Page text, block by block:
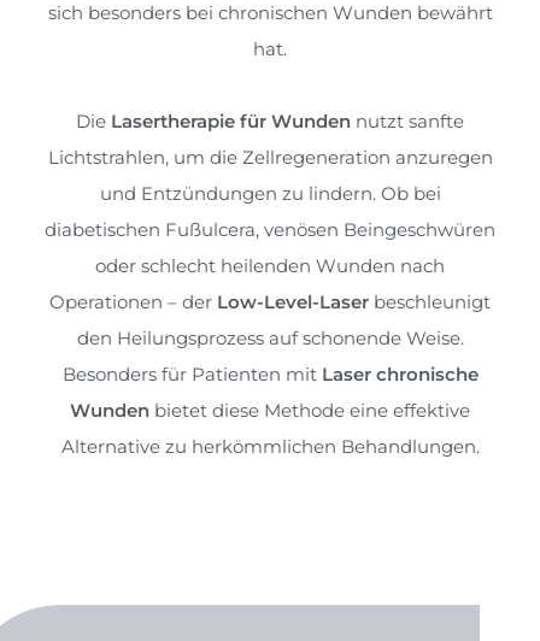
sich besonders bei chronischen Wunden bewährt
hat.
Die Lasertherapie für Wunden nutzt sanfte
Lichtstrahlen, um die Zellregeneration anzuregen
und Entzündungen zu lindern. Ob bei
diabetischen Fußulcera, venösen Beingeschwüren
oder schlecht heilenden Wunden nach
Operationen – der Low-Level-Laser beschleunigt
den Heilungsprozess auf schonende Weise.
Besonders für Patienten mit Laser chronische
Wunden bietet diese Methode eine effektive
Alternative zu herkömmlichen Behandlungen.